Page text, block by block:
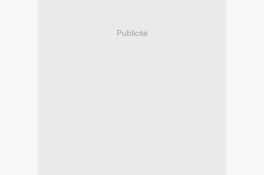
Publicité